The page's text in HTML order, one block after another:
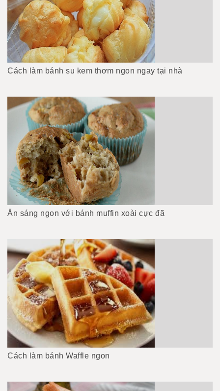
Cách làm bánh su kem thơm ngon ngay tại nhà
Ăn sáng ngon với bánh muffin xoài cực đã
Cách làm bánh Waffle ngon